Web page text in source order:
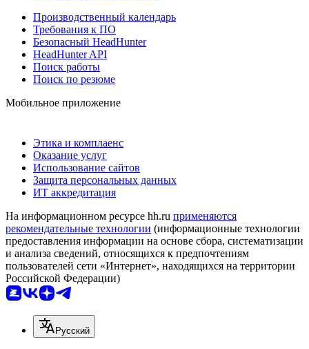
Производственный календарь
Требования к ПО
Безопасный HeadHunter
HeadHunter API
Поиск работы
Поиск по резюме
Мобильное приложение
Этика и комплаенс
Оказание услуг
Использование сайтов
Защита персональных данных
ИТ аккредитация
На информационном ресурсе hh.ru применяются
рекомендательные технологии (информационные технологии
предоставления информации на основе сбора, систематизации
и анализа сведений, относящихся к предпочтениям
пользователей сети «Интернет», находящихся на территории
Российской Федерации)
Русский